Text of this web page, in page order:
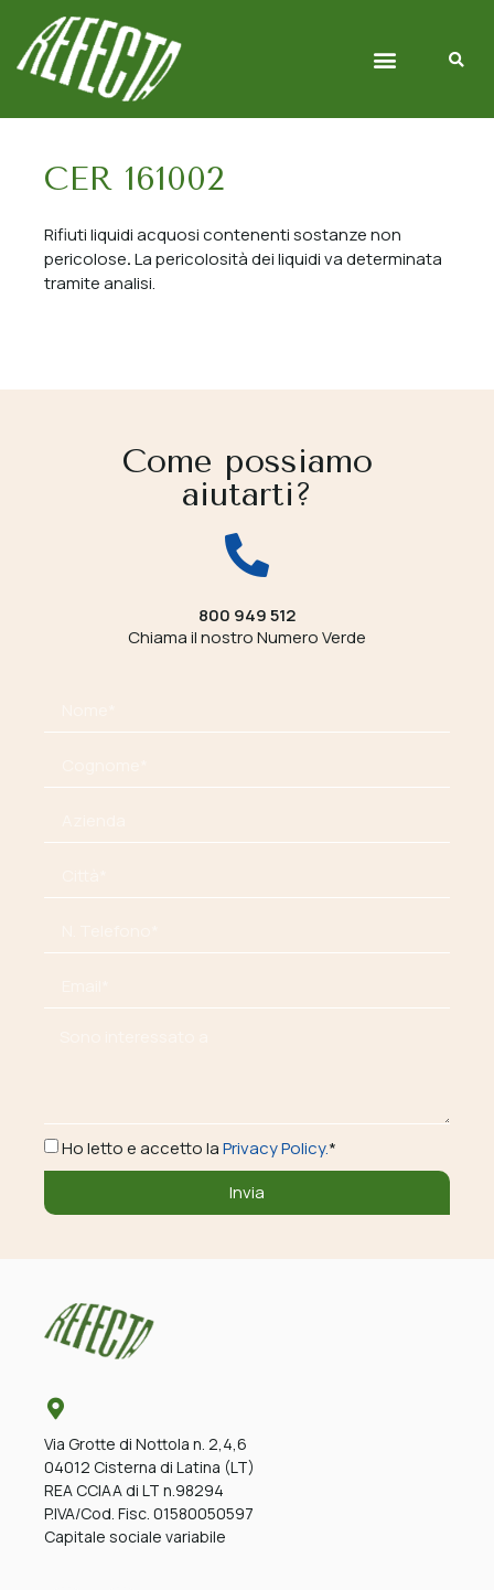
CER 161002
Rifiuti liquidi acquosi contenenti sostanze non
pericolose.La pericolosità dei liquidi va determinata
tramite analisi.
Come possiamo
aiutarti?
800 949 512
Chiama il nostro Numero Verde
Ho letto e accetto laPrivacy Policy.*
Invia
Via Grotte di Nottola n. 2,4,6
04012 Cisterna di Latina (LT)
REA CCIAA di LT n.98294
P.IVA/Cod. Fisc. 01580050597
Capitale sociale variabile